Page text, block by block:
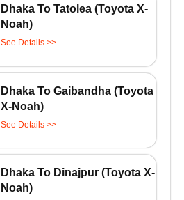
Dhaka To Tatolea (Toyota X-
Noah)
See Details >>
Dhaka To Gaibandha (Toyota
X-Noah)
See Details >>
Dhaka To Dinajpur (Toyota X-
Noah)